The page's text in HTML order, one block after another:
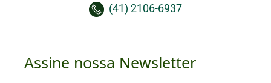
(41) 2106-6937
Assine nossa Newsletter